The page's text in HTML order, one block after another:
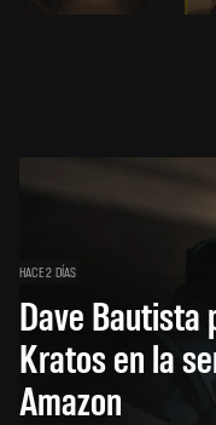
HACE 2 DÍAS
Dave Bautista
Kratos en la
Amazon